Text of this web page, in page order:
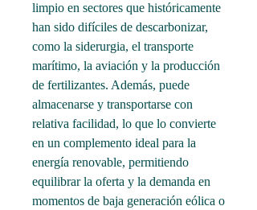
limpio en sectores que históricamente
han sido difíciles de descarbonizar,
como la siderurgia, el transporte
marítimo, la aviación y la producción
de fertilizantes. Además, puede
almacenarse y transportarse con
relativa facilidad, lo que lo convierte
en un complemento ideal para la
energía renovable, permitiendo
equilibrar la oferta y la demanda en
momentos de baja generación eólica o